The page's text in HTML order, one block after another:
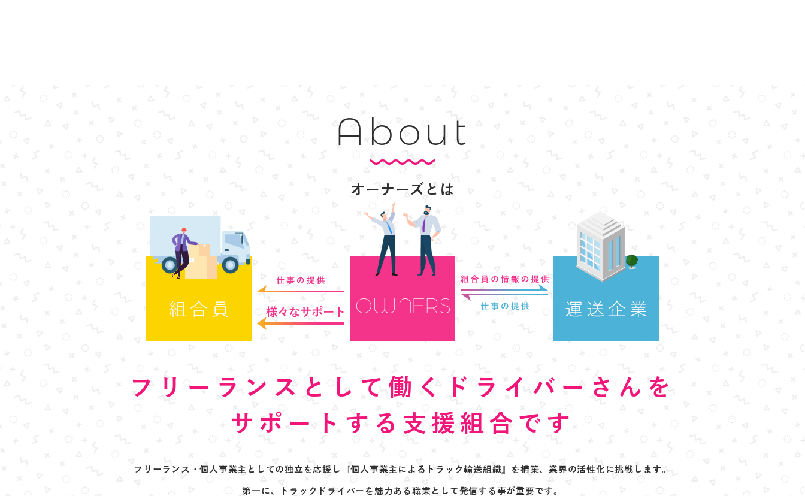
About
オーナーズとは
フリーランスとして働く ドライバーさんを
サポートする 支援組合です
フリーランス・個人事業主としての独立を応援し 『個人事業主によるトラック輸送組織』を構築、業界の活性化に挑戦します。
第一に、トラックドライバーを魅力ある職業として発信する事が重要です。